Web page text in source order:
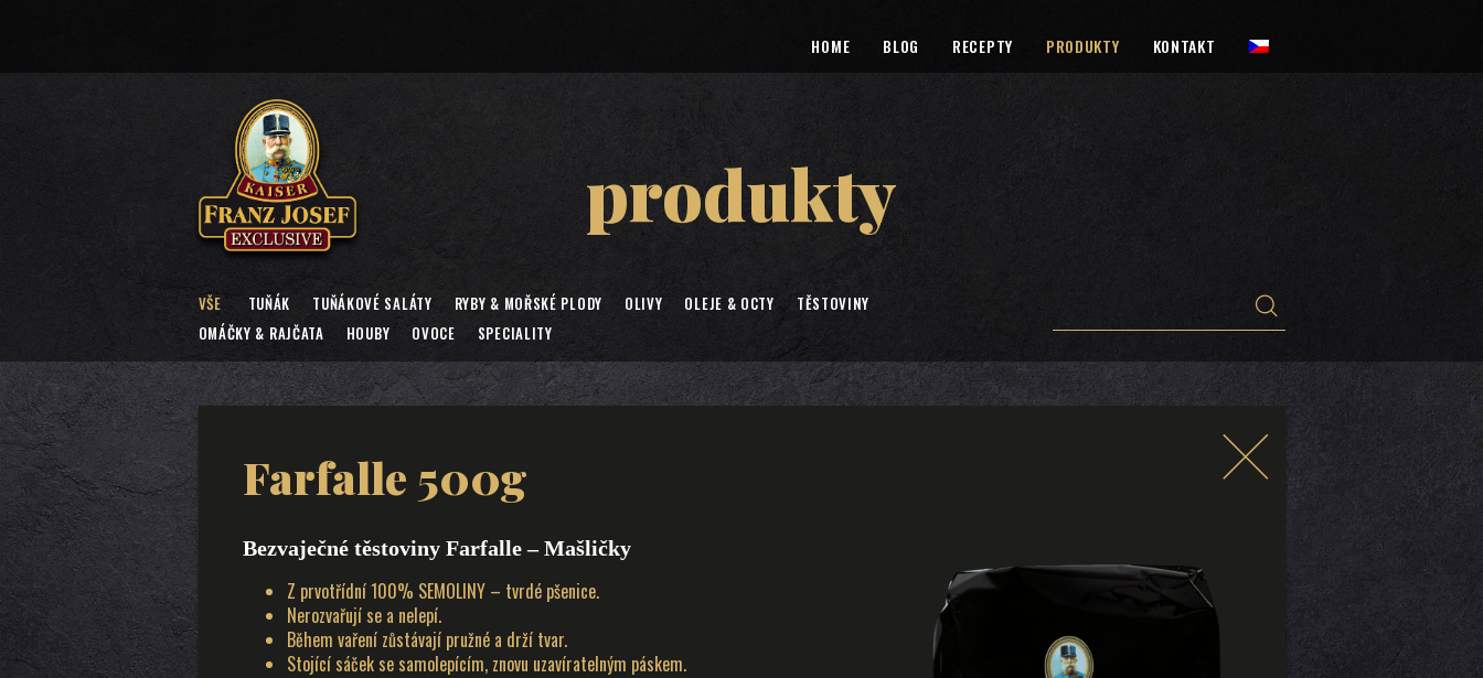
HOME BLOG RECEPTY PRODUKTY KONTAKT
produkty
VŠE TUŇÁK TUŇÁKOVÉ SALÁTY RYBY & MOŘSKÉ PLODY OLIVY OLEJE & OCTY
TĚSTOVINY
OMÁČKY & RAJČATA
HOUBY OVOCE SPECIALITY
Farfalle 500g
Bezvaječné těstoviny Farfalle – Mašličky
Z prvotřídní 100% SEMOLINY – tvrdé pšenice.
Nerozvařují se a nelepí.
Během vaření zůstávají pružné a drží tvar.
Stojící sáček se samolepícím, znovu uzavíratelným páskem.